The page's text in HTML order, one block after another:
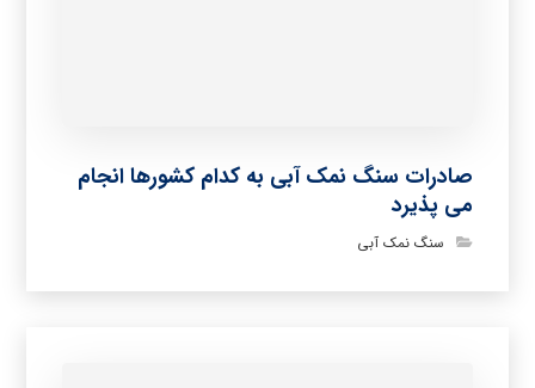
صادرات سنگ نمک آبی به کدام کشورها انجام
می پذیرد
سنگ نمک آبی